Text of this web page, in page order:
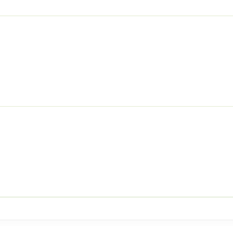
check-in online nhanh